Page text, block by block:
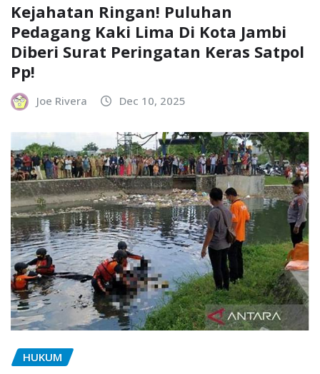
Kejahatan Ringan! Puluhan
Pedagang Kaki Lima Di Kota Jambi
Diberi Surat Peringatan Keras Satpol
Pp!
Joe Rivera Dec 10, 2025
HUKUM